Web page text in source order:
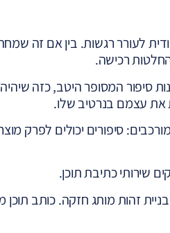
לעורר רגשות. בין אם זה
רכישה.
סיפור המסופר היטב, כזה
את עצמם בנרטיב שלו.
סיפורים יכולים לפרק
שירותי כתיבת תוכן.
זהות מותג חזקה. כותב תוכן